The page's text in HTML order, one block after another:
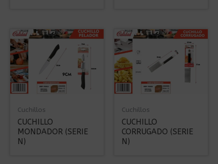
Cuchillos
CUCHILLO
MONDADOR (SERIE
N)
Cuchillos
CUCHILLO
CORRUGADO (SERIE
N)